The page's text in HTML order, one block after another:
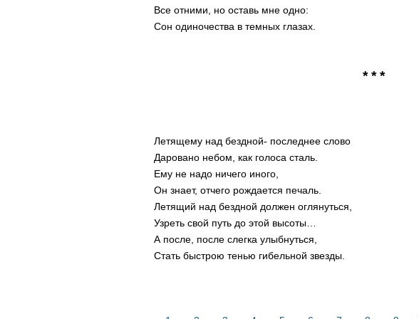
Все отними, но оставь мне одно:
Сон одиночества в темных глазах.
* * *
Летящему над бездной- последнее слово
Даровано небом, как голоса сталь.
Ему не надо ничего иного,
Он знает, отчего рождается печаль.
Летящий над бездной должен оглянуться,
Узреть свой путь до этой высоты…
А после, после слегка улыбнуться,
Стать быстрою тенью гибельной звезды.